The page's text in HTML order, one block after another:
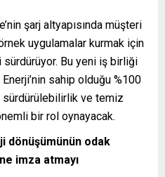
şarj altyapısında müşteri
uygulamalar kurmak için
Bu yeni iş birliği
sahip olduğu %100
ve temiz
bir rol oynayacak.
dönüşümünün odak
imza atmayı